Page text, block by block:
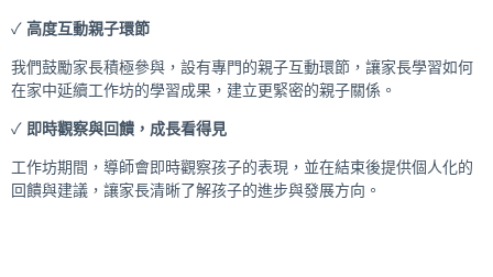
✓ 高度互動親子環節
我們鼓勵家長積極參與，設有專門的親子互動環節，讓家長學習如何
在家中延續工作坊的學習成果，建立更緊密的親子關係。
✓ 即時觀察與回饋，成長看得見
工作坊期間，導師會即時觀察孩子的表現，並在結束後提供個人化的
回饋與建議，讓家長清晰了解孩子的進步與發展方向。